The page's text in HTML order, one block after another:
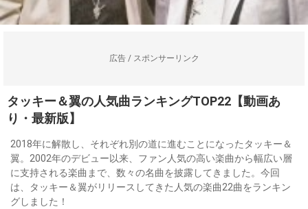
広告 / スポンサーリンク
タッキー＆翼の人気曲ランキングTOP22【動画あ
り・最新版】
2018年に解散し、それぞれ別の道に進むことになったタッキー＆
翼。2002年のデビュー以来、ファン人気の高い楽曲から幅広い層
に支持される楽曲まで、数々の名曲を披露してきました。今回
は、タッキー＆翼がリリースしてきた人気の楽曲22曲をランキン
グしました！